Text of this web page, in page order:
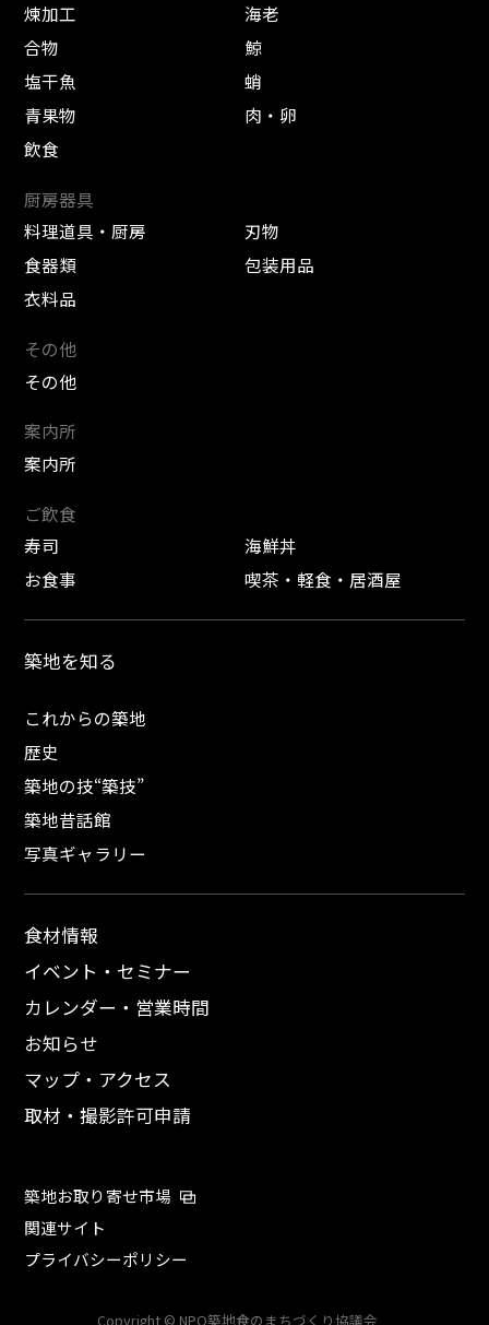
煉加工
海老
合物
鯨
塩干魚
蛸
青果物
肉・卵
飲食
厨房器具
料理道具・厨房
刃物
食器類
包装用品
衣料品
その他
その他
案内所
案内所
ご飲食
寿司
海鮮丼
お食事
喫茶・軽食・居酒屋
築地を知る
これからの築地
歴史
築地の技“築技”
築地昔話館
写真ギャラリー
食材情報
イベント・セミナー
カレンダー・営業時間
お知らせ
マップ・アクセス
取材・撮影許可申請
築地お取り寄せ市場
関連サイト
プライバシーポリシー
Copyright © NPO築地食のまちづくり協議会